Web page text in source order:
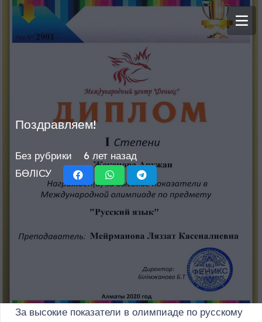
Поздравляем!
Без рубрики
6 лет назад
БӨЛІСУ
За высокие показатели в олимпиаде по русскому